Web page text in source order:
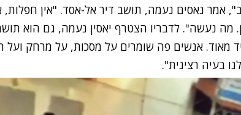
אמר נאסים נעמה, תושב דיר אל-אסד. "אין חפלות,
מה נעשה". לדבריו הצטרף יאסין נעמה, גם הוא
מאוד. אנשים פה שומרים על מסכות, על מרחק ועל
בעיה רצינית".